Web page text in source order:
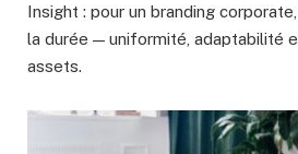
Insight : pour un branding
la durée — uniformité, adaptabilité
assets.